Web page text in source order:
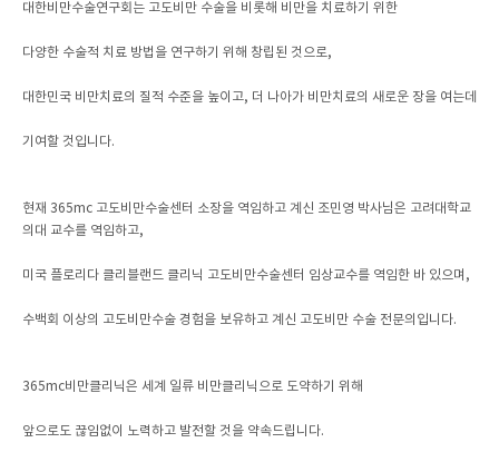
대한비만수술연구회는 고도비만 수술을 비롯해 비만을 치료하기 위한
다양한 수술적 치료 방법을 연구하기 위해 창립된 것으로,
대한민국 비만치료의 질적 수준을 높이고, 더 나아가 비만치료의 새로운 장을 여는데
기여할 것입니다.
현재 365mc 고도비만수술센터 소장을 역임하고 계신 조민영 박사님은 고려대학교
의대 교수를 역임하고,
미국 플로리다 클리블랜드 클리닉 고도비만수술센터 임상교수를 역임한 바 있으며,
수백회 이상의 고도비만수술 경험을 보유하고 계신 고도비만 수술 전문의입니다.
365mc비만클리닉은 세계 일류 비만클리닉으로 도약하기 위해
앞으로도 끊임없이 노력하고 발전할 것을 약속드립니다.